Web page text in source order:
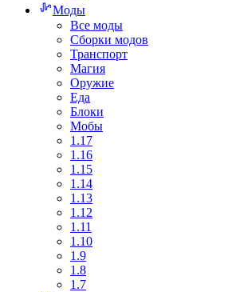
Моды
Все моды
Сборки модов
Транспорт
Магия
Оружие
Еда
Блоки
Мобы
1.17
1.16
1.15
1.14
1.13
1.12
1.11
1.10
1.9
1.8
1.7